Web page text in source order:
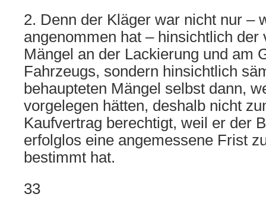
2. Denn der Kläger war nicht nur –
angenommen hat – hinsichtlich der
Mängel an der Lackierung und am
Fahrzeugs, sondern hinsichtlich
behaupteten Mängel selbst dann,
vorgelegen hätten, deshalb nicht
Kaufvertrag berechtigt, weil er der
erfolglos eine angemessene Frist
bestimmt hat.
33